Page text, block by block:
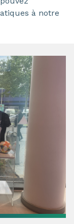
à notre